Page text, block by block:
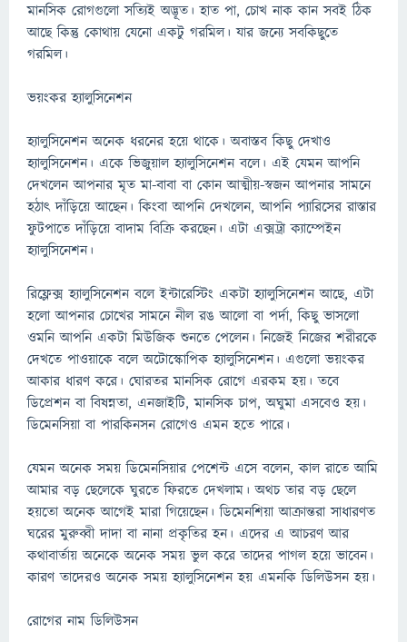
মানসিক রোগগুলো সত্যিই অদ্ভূত। হাত পা, চোখ নাক কান সবই ঠিক
আছে কিন্তু কোথায় যেনো একটু গরমিল। যার জন্যে সবকিছুতে
গরমিল।
ভয়ংকর হ্যালুসিনেশন
হ্যালুসিনেশন অনেক ধরনের হয়ে থাকে। অবাস্তব কিছু দেখাও
হ্যালুসিনেশন। একে ভিজুয়াল হ্যালুসিনেশন বলে। এই যেমন আপনি
দেখলেন আপনার মৃত মা-বাবা বা কোন আত্মীয়-স্বজন আপনার সামনে
হঠাৎ দাঁড়িয়ে আছেন। কিংবা আপনি দেখলেন, আপনি প্যারিসের রাস্তার
ফুটপাতে দাঁড়িয়ে বাদাম বিক্রি করছেন। এটা এক্সট্রা ক্যাম্পেইন
হ্যালুসিনেশন।
রিফ্লেক্স হ্যালুসিনেশন বলে ইন্টারেস্টিং একটা হ্যালুসিনেশন আছে, এটা
হলো আপনার চোখের সামনে নীল রঙ আলো বা পর্দা, কিছু ভাসলো
ওমনি আপনি একটা মিউজিক শুনতে পেলেন। নিজেই নিজের শরীরকে
দেখতে পাওয়াকে বলে অটোস্কোপিক হ্যালুসিনেশন। এগুলো ভয়ংকর
আকার ধারণ করে। ঘোরতর মানসিক রোগে এরকম হয়। তবে
ডিপ্রেশন বা বিষন্নতা, এনজাইটি, মানসিক চাপ, অঘুমা এসবেও হয়।
ডিমেনসিয়া বা পারকিনসন রোগেও এমন হতে পারে।
যেমন অনেক সময় ডিমেনসিয়ার পেশেন্ট এসে বলেন, কাল রাতে আমি
আমার বড় ছেলেকে ঘুরতে ফিরতে দেখলাম। অথচ তার বড় ছেলে
হয়তো অনেক আগেই মারা গিয়েছেন। ডিমেনশিয়া আক্রান্তরা সাধারণত
ঘরের মুরুব্বী দাদা বা নানা প্রকৃতির হন। এদের এ আচরণ আর
কথাবার্তায় অনেকে অনেক সময় ভুল করে তাদের পাগল হয়ে ভাবেন।
কারণ তাদেরও অনেক সময় হ্যালুসিনেশন হয় এমনকি ডিলিউসন হয়।
রোগের নাম ডিলিউসন